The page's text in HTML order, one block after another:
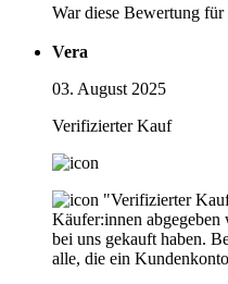
War diese Bewertung
Vera
03. August 2025
Verifizierter Kauf
"Verifizierter
Käufer:innen abgegeben
bei uns gekauft haben.
alle, die ein